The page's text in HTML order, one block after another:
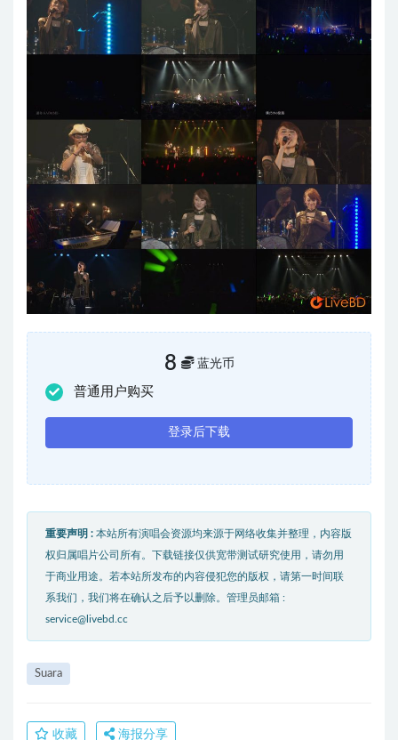
8 蓝光币
普通用户购买
登录后下载
重要声明 : 本站所有演唱会资源均来源于网络收集并整理，内容版
权归属唱片公司所有。下载链接仅供宽带测试研究使用，请勿用
于商业用途。若本站所发布的内容侵犯您的版权，请第一时间联
系我们，我们将在确认之后予以删除。管理员邮箱 :
service@livebd.cc
Suara
收藏 海报分享